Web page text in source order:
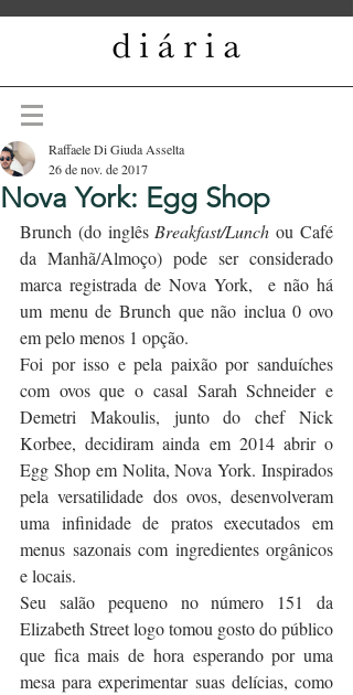
Nova York: Egg Shop
Raffaele Di Giuda Asselta
26 de nov. de 2017
Brunch (do inglês Breakfast/Lunch ou Café
da Manhã/Almoço) pode ser considerado
marca registrada de Nova York,  e não há
um menu de Brunch que não inclua 0 ovo
em pelo menos 1 opção.
Foi por isso e pela paixão por sanduíches
com ovos que o casal Sarah Schneider e
Demetri Makoulis, junto do chef Nick
Korbee, decidiram ainda em 2014 abrir o
Egg Shop em Nolita, Nova York. Inspirados
pela versatilidade dos ovos, desenvolveram
uma infinidade de pratos executados em
menus sazonais com ingredientes orgânicos
e locais.
Seu salão pequeno no número 151 da
Elizabeth Street logo tomou gosto do público
que fica mais de hora esperando por uma
mesa para experimentar suas delícias, como